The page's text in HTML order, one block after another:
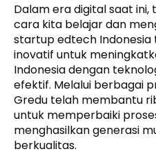
Dalam era digital saat
cara kita belajar dan
startup edtech Indonesia
inovatif untuk
Indonesia dengan
efektif. Melalui berbagai
Gredu telah membantu
untuk memperbaiki
menghasilkan generasi
berkualitas.